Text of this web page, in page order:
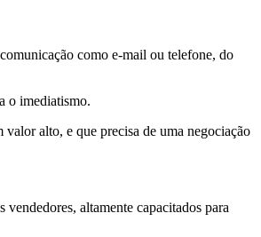
como e-mail ou telefone, do
o imediatismo.
alto, e que precisa de uma negociação
altamente capacitados para